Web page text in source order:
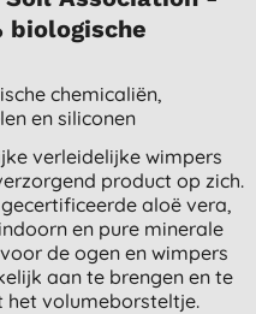
biologische
chemicaliën,
en siliconen
verleidelijke wimpers
product op zich.
aloë vera,
en pure minerale
de ogen en wimpers
aan te brengen en te
het volumeborsteltje.